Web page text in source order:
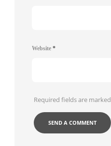
Website *
Required fields are marked